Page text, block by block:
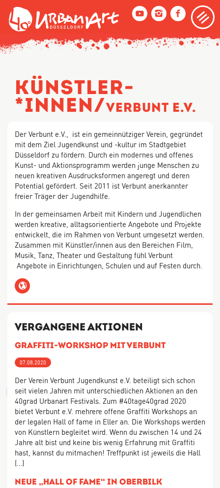
40Grad
Urban
Düsseldorf
Festivals
Künstler­*Innen
Künstler­
*Innen/Verbunt e.V.
Der Verbunt e.V., ist ein gemeinnütziger Verein, gegründet
mit dem Ziel Jugendkunst und -kultur im Stadtgebiet
Düsseldorf zu fördern. Durch ein modernes und offenes
Kunst- und Aktionsprogramm werden junge Menschen zu
neuen kreativen Ausdrucksformen angeregt und deren
Potential gefördert. Seit 2011 ist Verbunt anerkannter
freier Träger der Jugendhilfe.
In der gemeinsamen Arbeit mit Kindern und Jugendlichen
werden kreative, alltagsorientierte Angebote und Projekte
entwickelt, die im Rahmen von Verbunt umgesetzt werden.
Zusammen mit Künstler/innen aus den Bereichen Film,
Musik, Tanz, Theater und Gestaltung fühl Verbunt
Angebote in Einrichtungen, Schulen und auf Festen durch.
Website
Vergangene Aktionen
Graffiti-Workshop mit Verbunt
07.08.2020
Der Verein Verbunt Jugendkunst e.V. beteiligt sich schon
seit vielen Jahren mit unterschiedlichen Aktionen an den
40grad Urbanart Festivals. Zum #40tage40grad 2020
bietet Verbunt e.V. mehrere offene Graffiti Workshops an
der legalen Hall of fame in Eller an. Die Workshops werden
von Künstlern begleitet wird. Wenn du zwischen 14 und 24
Jahre alt bist und keine bis wenig Erfahrung mit Graffiti
hast, kannst du mitmachen! Treffpunkt ist jeweils die Hall
(…)
neue „hall of fame“ in Oberbilk
3